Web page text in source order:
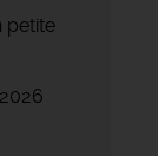
petite